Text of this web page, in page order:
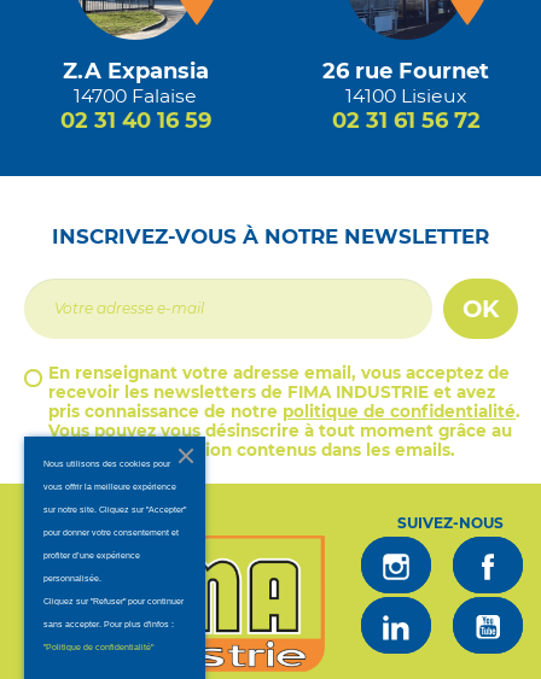
Z.A Expansia
14700 Falaise
02 31 40 16 59
26 rue Fournet
14100 Lisieux
02 31 61 56 72
INSCRIVEZ-VOUS À NOTRE NEWSLETTER
OK
En renseignant votre adresse email, vous acceptez de
recevoir les newsletters de FIMA INDUSTRIE et avez
pris connaissance de notre politique de confidentialité.
Vous pouvez vous désinscrire à tout moment grâce au
lien de désinscription contenus dans les emails.
SUIVEZ-NOUS
Nous utilisons des cookies pour
vous offrir la meilleure expérience
sur notre site. Cliquez sur "Accepter"
pour donner votre consentement et
profiter d’une expérience
personnalisée.
Cliquez sur "Refuser" pour continuer
sans accepter. Pour plus d'infos :
"Politique de confidentialité".